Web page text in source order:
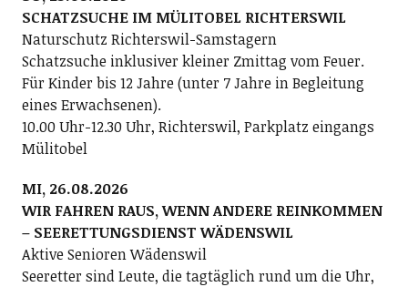
SCHATZSUCHE IM MÜLITOBEL RICHTERSWIL
Naturschutz Richterswil-Samstagern
Schatzsuche inklusiver kleiner Zmittag vom Feuer.
Für Kinder bis 12 Jahre (unter 7 Jahre in Begleitung
eines Erwachsenen).
10.00 Uhr-12.30 Uhr, Richterswil, Parkplatz eingangs
Mülitobel
MI, 26.08.2026
WIR FAHREN RAUS, WENN ANDERE REINKOMMEN
– SEERETTUNGSDIENST WÄDENSWIL
Aktive Senioren Wädenswil
Seeretter sind Leute, die tagtäglich rund um die Uhr,